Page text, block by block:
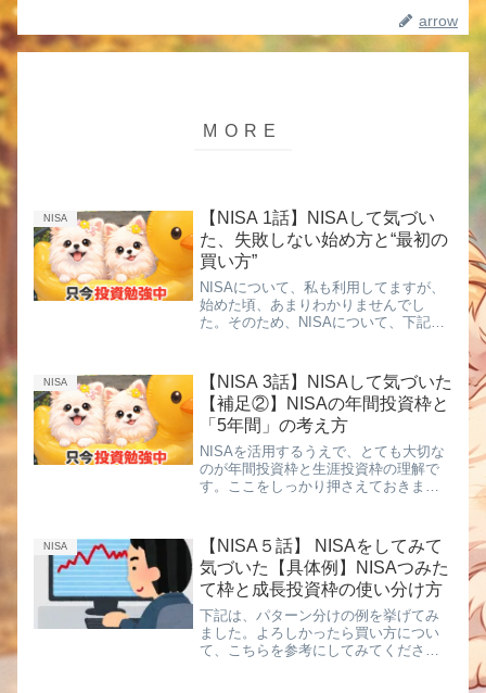
arrow
NISA
【NISA 1話】NISAして気づい
た、失敗しない始め方と“最初の
買い方”
NISAについて、私も利用してますが、
始めた頃、あまりわかりませんでし
た。そのため、NISAについて、下記ち
ればいいの？」「口座は作ったけど、
まだ一度も買っていない…」実は...
NISA
【NISA 3話】NISAして気づいた
【補足②】NISAの年間投資枠と
「5年間」の考え方
NISAを活用するうえで、とても大切な
のが年間投資枠と生涯投資枠の理解で
す。ここをしっかり押さえておきまし
の通りです。✔ つみたて投資枠：年間
120万円✔ 成長投資...
NISA
【NISA５話】 NISAをしてみて
気づいた【具体例】NISAつみた
て枠と成長投資枠の使い分け方
下記は、パターン分けの例を挙げてみ
ました。よろしかったら買い方につい
て、こちらを参考にしてみてくださ